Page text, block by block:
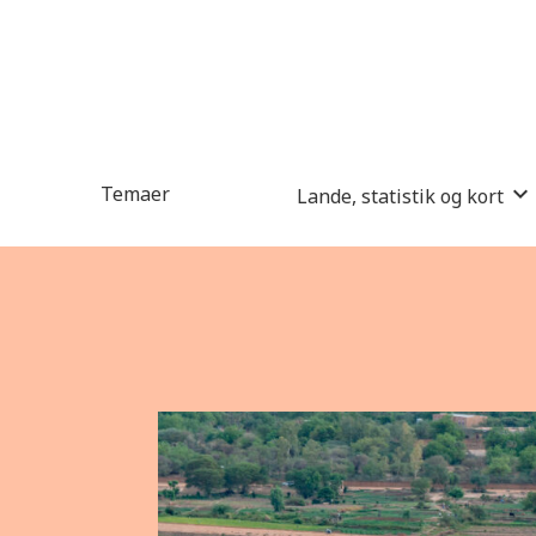
Temaer Lande, statistik og kort